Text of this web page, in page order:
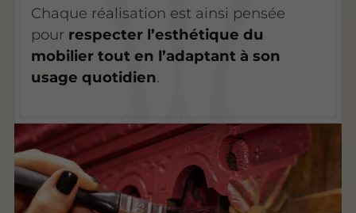
Chaque réalisation est ainsi pensée
pour respecter l’esthétique du
mobilier tout en l’adaptant à son
usage quotidien.